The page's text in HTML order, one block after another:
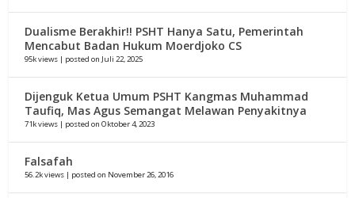
Dualisme Berakhir!! PSHT Hanya Satu, Pemerintah
Mencabut Badan Hukum Moerdjoko CS
95k views | posted on Juli 22, 2025
Dijenguk Ketua Umum PSHT Kangmas Muhammad
Taufiq, Mas Agus Semangat Melawan Penyakitnya
71k views | posted on Oktober 4, 2023
Falsafah
56.2k views | posted on November 26, 2016